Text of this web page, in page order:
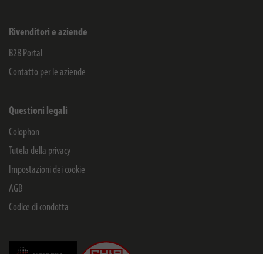
Rivenditori e aziende
B2B Portal
Contatto per le aziende
Questioni legali
Colophon
Tutela della privacy
Impostazioni dei cookie
AGB
Codice di condotta